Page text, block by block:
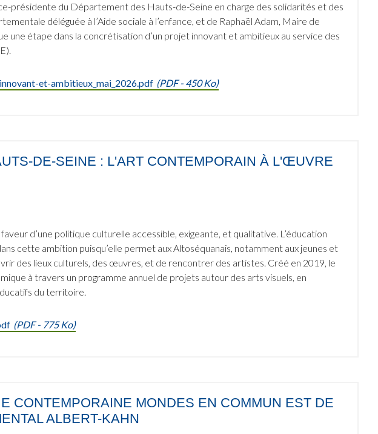
présidente du Département des Hauts-de-Seine en charge des solidarités et des
déléguée à l’Aide sociale à l’enfance, et de Raphaël Adam, Maire de
étape dans la concrétisation d’un projet innovant et ambitieux au service des
et-ambitieux_mai_2026.pdf (PDF- 450 Ko)
DE-SEINE : L'ART CONTEMPORAIN À L'ŒUVRE
d’une politique culturelle accessible, exigeante, et qualitative. L’éducation
cette ambition puisqu’elle permet aux Altoséquanais, notamment aux jeunes et
des lieux culturels, des œuvres, et de rencontrer des artistes. Créé en 2019, le
à travers un programme annuel de projets autour des arts visuels, en
du territoire.
(PDF- 775 Ko)
CONTEMPORAINE MONDES EN COMMUN EST DE
ALBERT-KAHN